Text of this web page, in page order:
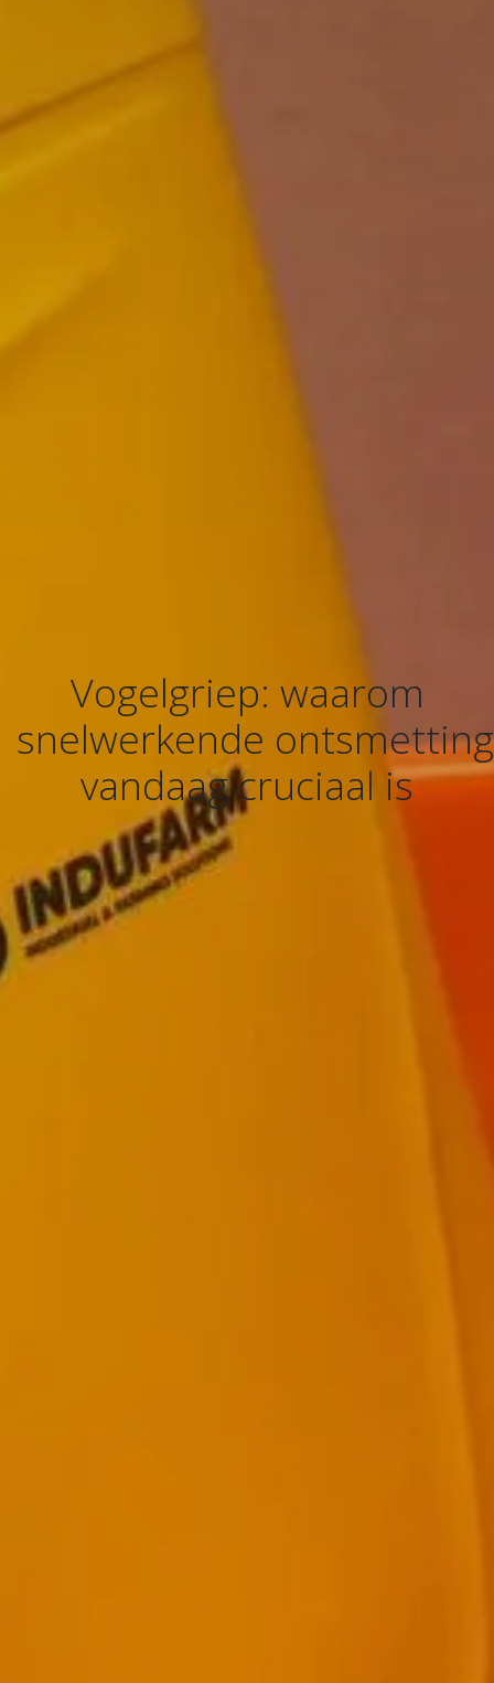
Vogelgriep: waarom
snelwerkende ontsmetting
vandaag cruciaal is